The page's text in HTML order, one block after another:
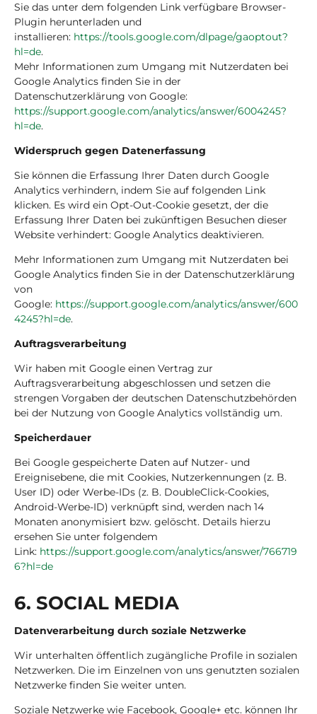
Sie das unter dem folgenden Link verfügbare Browser-
Plugin herunterladen und
installieren: https://tools.google.com/dlpage/gaoptout?
hl=de.
Mehr Informationen zum Umgang mit Nutzerdaten bei
Google Analytics finden Sie in der
Datenschutzerklärung von Google:
https://support.google.com/analytics/answer/6004245?
hl=de.
Widerspruch gegen Datenerfassung
Sie können die Erfassung Ihrer Daten durch Google
Analytics verhindern, indem Sie auf folgenden Link
klicken. Es wird ein Opt-Out-Cookie gesetzt, der die
Erfassung Ihrer Daten bei zukünftigen Besuchen dieser
Website verhindert: Google Analytics deaktivieren.
Mehr Informationen zum Umgang mit Nutzerdaten bei
Google Analytics finden Sie in der Datenschutzerklärung
von
Google: https://support.google.com/analytics/answer/600
4245?hl=de.
Auftragsverarbeitung
Wir haben mit Google einen Vertrag zur
Auftragsverarbeitung abgeschlossen und setzen die
strengen Vorgaben der deutschen Datenschutzbehörden
bei der Nutzung von Google Analytics vollständig um.
Speicherdauer
Bei Google gespeicherte Daten auf Nutzer- und
Ereignisebene, die mit Cookies, Nutzerkennungen (z. B.
User ID) oder Werbe-IDs (z. B. DoubleClick-Cookies,
Android-Werbe-ID) verknüpft sind, werden nach 14
Monaten anonymisiert bzw. gelöscht. Details hierzu
ersehen Sie unter folgendem
Link: https://support.google.com/analytics/answer/766719
6?hl=de
6. SO­CI­AL MEDIA
Datenverarbeitung durch soziale Netzwerke
Wir unterhalten öffentlich zugängliche Profile in sozialen
Netzwerken. Die im Einzelnen von uns genutzten sozialen
Netzwerke finden Sie weiter unten.
Soziale Netzwerke wie Facebook, Google+ etc. können Ihr